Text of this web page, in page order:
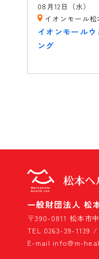
08月12日（水）
イオンモール松
イオンモールウ
ング
一般財団法人 松
〒390-0811 松本市
TEL 0263-39-1139 /
E-mail info@m-